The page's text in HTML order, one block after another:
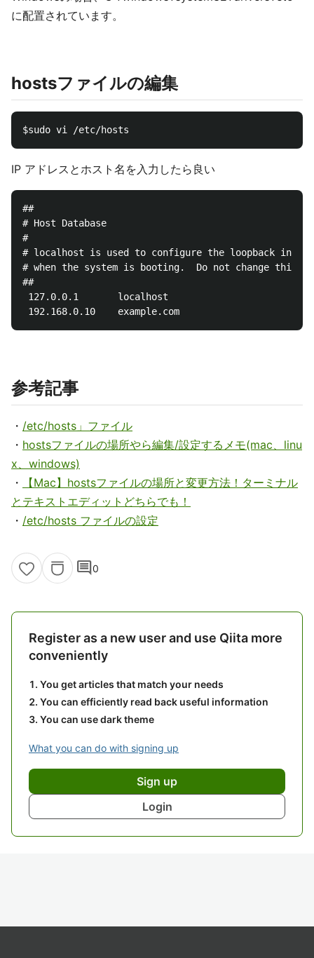
に配置されています。
hostsファイルの編集
IP アドレスとホスト名を入力したら良い
##
# Host Database
#
# localhost is used to configure the loopback
# when the system is booting.  Do not change this
##
127.0.0.1       localhost
参考記事
・ /etc/hosts」ファイル
・ hostsファイルの場所やら編集/設定するメモ(mac、linu
x、windows)
・
【Mac】hostsファイルの場所と変更方法！ターミナル
とテキストエディットどちらでも！
・ /etc/hosts ファイルの設定
comment0
Register as a new user and use Qiita more
conveniently
You get articles that match your needs
You can efficiently read back useful information
You can use dark theme
What you can do with signing up
Sign up
Login